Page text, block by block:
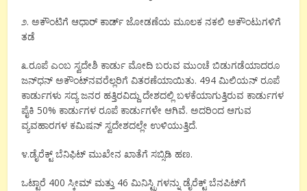
೨. ಅಕೌಂಟಿಗೆ ಆಧಾರ್ ಕಾರ್ಡ್ ಜೋಡಣೆಯ ಮೂಲಕ ನಕಲಿ ಅಕೌಂಟುಗಳಿಗೆ
ತಡೆ
೩.ರೂಪೆ ಎಂಬ ಸ್ವದೇಶಿ ಕಾರ್ಡು ಮೋದಿ ಬರುವ ಮುಂಚೆ ಬಿಡುಗಡೆಯಾದರೂ
ಜನ್‌ಧನ್ ಅಕೌಂಟ್‌ನವರೆಲ್ಲರಿಗೆ ವಿತರಣೆಯಾಯಿತು. 494 ಮಿಲಿಯನ್ ರೂಪೆ
ಕಾರ್ಡುಗಳು ಸದ್ಯ ಜನರ ಹತ್ತಿರವಿದ್ದು ದೇಶದಲ್ಲಿ ಬಳಕೆಯಾಗುತ್ತಿರುವ ಕಾರ್ಡುಗಳ
ಪೈಕಿ 50% ಕಾರ್ಡುಗಳ ರೂಪೆ ಕಾರ್ಡುಗಳೇ ಆಗಿವೆ. ಅದರಿಂದ ಆಗುವ
ವ್ಯವಹಾರಗಳ ಕಮಿಷನ್ ಸ್ವದೇಶದಲ್ಲೇ‌ ಉಳಿಯುತ್ತಿದೆ.
೪.ಡೈರೆಕ್ಟ್ ಬೆನಿಫಿಟ್ ಮುಖೇನ ಖಾತೆಗೆ ಸಬ್ಸಿಡಿ ಹಣ.
ಒಟ್ಟಾರೆ 400 ಸ್ಕೀಮ್ ಮತ್ತು 46 ಮಿನಿಸ್ಟ್ರಿಗಳನ್ನು ಡೈರೆಕ್ಟ್ ಬೆನಪಿಟ್‌ಗೆ